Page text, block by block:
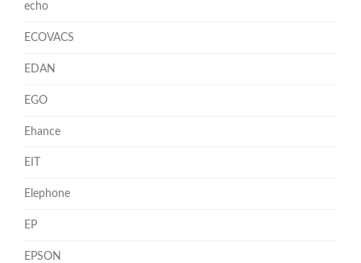
echo
ECOVACS
EDAN
EGO
Ehance
EIT
Elephone
EP
EPSON